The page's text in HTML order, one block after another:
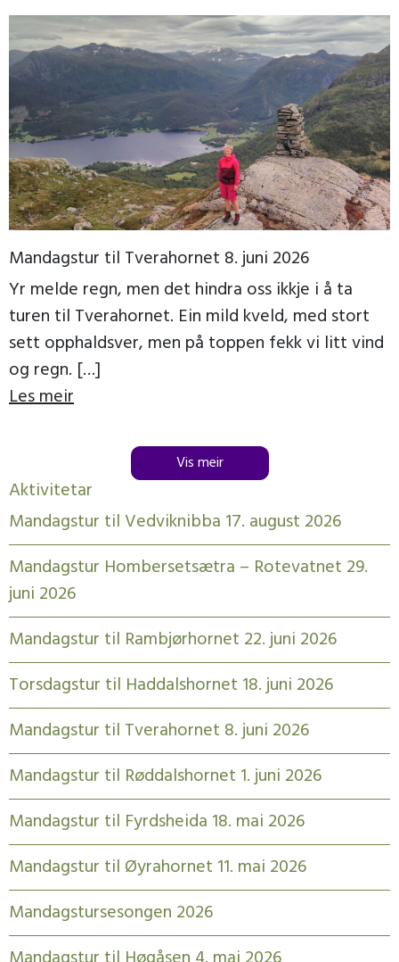
Mandagstur til Tverahornet 8. juni 2026
Yr melde regn, men det hindra oss ikkje i å ta
turen til Tverahornet. Ein mild kveld, med stort
sett opphaldsver, men på toppen fekk vi litt vind
og regn. […]
Les meir
Vis meir
Aktivitetar
Mandagstur til Vedviknibba 17. august 2026
Mandagstur Hombersetsætra – Rotevatnet 29.
juni 2026
Mandagstur til Rambjørhornet 22. juni 2026
Torsdagstur til Haddalshornet 18. juni 2026
Mandagstur til Tverahornet 8. juni 2026
Mandagstur til Røddalshornet 1. juni 2026
Mandagstur til Fyrdsheida 18. mai 2026
Mandagstur til Øyrahornet 11. mai 2026
Mandagstursesongen 2026